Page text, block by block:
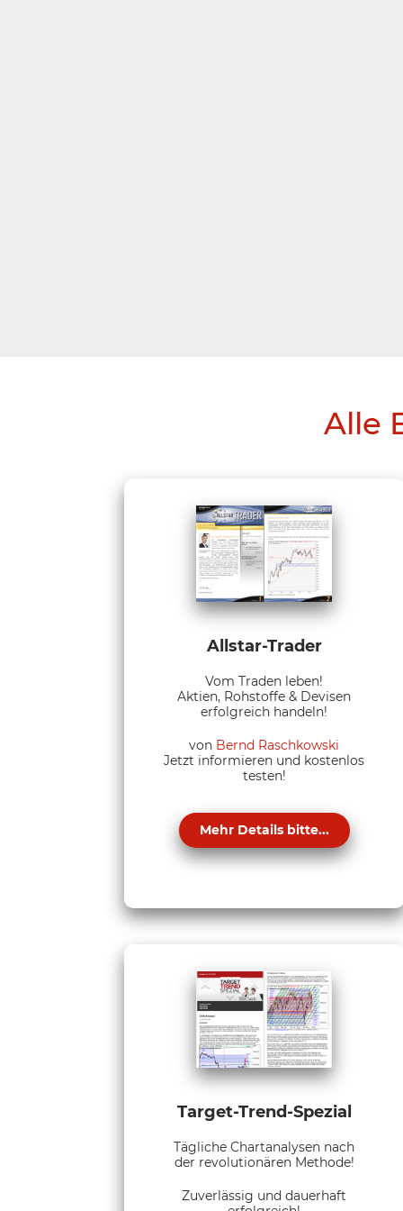
Alle
Allstar-Trader
Vom Traden leben!
Aktien, Rohstoffe & Devisen
erfolgreich handeln!
von Bernd Raschkowski
Jetzt informieren und kostenlos
testen!
Mehr Details bitte...
Target-Trend-Spezial
Tägliche Chartanalysen nach
der revolutionären Methode!
Zuverlässig und dauerhaft